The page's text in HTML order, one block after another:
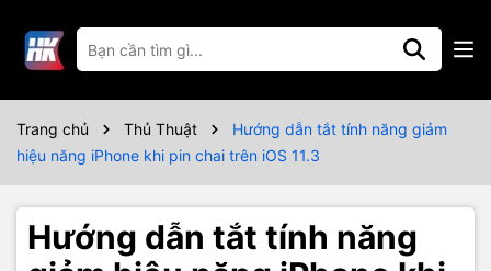
Trang chủ Thủ Thuật
Hướng dẫn tắt tính năng giảm
hiệu năng iPhone khi pin chai trên iOS 11.3
Hướng dẫn tắt tính năng